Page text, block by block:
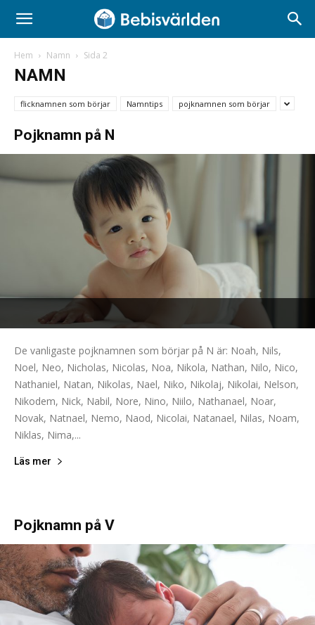
Hem Namn Sida 2
NAMN
flicknamnen som börjar Namntips pojknamnen som börjar
Pojknamn på N
De vanligaste pojknamnen som börjar på N är: Noah, Nils,
Noel, Neo, Nicholas, Nicolas, Noa, Nikola, Nathan, Nilo, Nico,
Nathaniel, Natan, Nikolas, Nael, Niko, Nikolaj, Nikolai, Nelson,
Nikodem, Nick, Nabil, Nore, Nino, Niilo, Nathanael, Noar,
Novak, Natnael, Nemo, Naod, Nicolai, Natanael, Nilas, Noam,
Niklas, Nima,...
Läs mer
Pojknamn på V